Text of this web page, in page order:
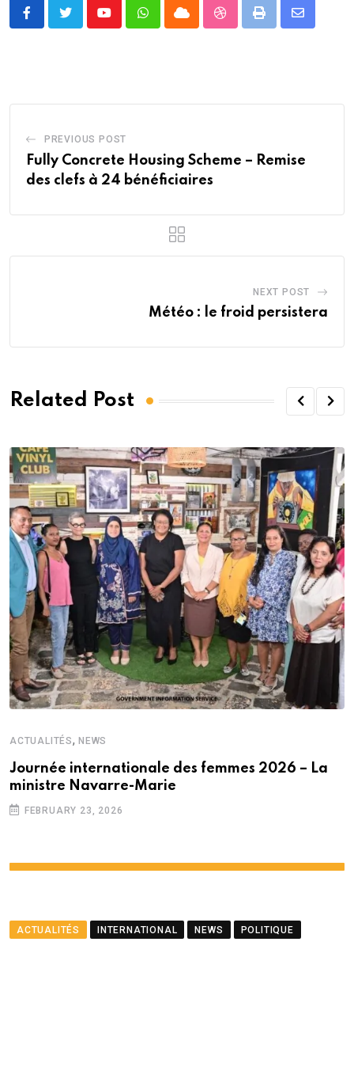
YoutubeWhatsappCloud StumbleUpon
Print
Share
PREVIOUS POST
Fully Concrete Housing Scheme – Remise
des clefs à 24 bénéficiaires
NEXT POST
Météo : le froid persistera
Related Post
ACTUALITÉS, NEWS
Journée internationale des femmes 2026 – La
ministre Navarre-Marie
FEBRUARY 23, 2026
ACTUALITÉS INTERNATIONAL NEWS POLITIQUE